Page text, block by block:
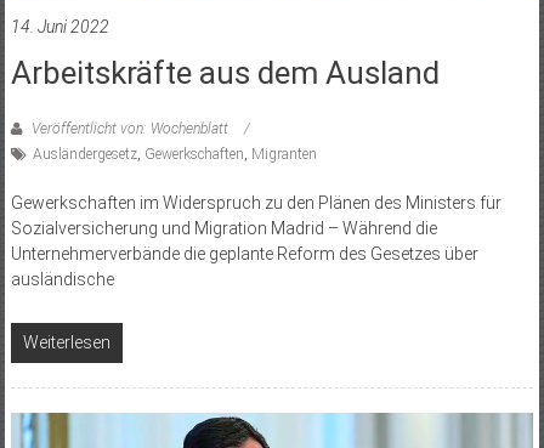
14. Juni 2022
Arbeitskräfte aus dem Ausland
Veröffentlicht von: Wochenblatt
Ausländergesetz, Gewerkschaften, Migranten
Gewerkschaften im Widerspruch zu den Plänen des Ministers für
Sozialversicherung und Migration Madrid – Während die
Unternehmerverbände die geplante Reform des Gesetzes über
ausländische
Weiterlesen